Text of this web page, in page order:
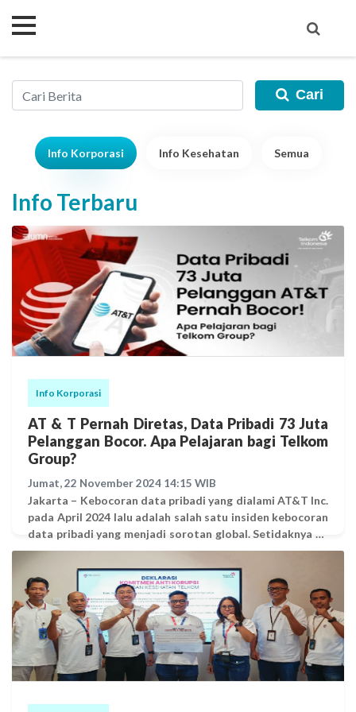
Cari
Info Korporasi Info Kesehatan Semua
Info Terbaru
Info Korporasi
AT & T Pernah Diretas, Data Pribadi 73 Juta
Pelanggan Bocor. Apa Pelajaran bagi Telkom
Group?
Jumat, 22 November 2024 14:15 WIB
Jakarta – Kebocoran data pribadi yang dialami AT&T Inc.
pada April 2024 lalu adalah salah satu insiden kebocoran
data pribadi yang menjadi sorotan global. Setidaknya 73
juta akun pelanggan AT&T termasuk alamat, nomor
jaminan sosial, dan kode sandi telah dicuri dan dibagikan
di dark web. Satu orang telah ditangkap terkait insiden
ini sebagaimana dijelaskan oleh AT&T. AT&T juga
bekerja sama dengan Departemen Kehakiman dan Biro
Investigasi Federal untuk menyelidiki peretasan
tersebut. Insiden kebocoran data pribadi seperti yang
terjadi di AT&T, memunculkan risiko terhadap pelanggan
selaku subjek data pribadi. Dengan terungkapnya data